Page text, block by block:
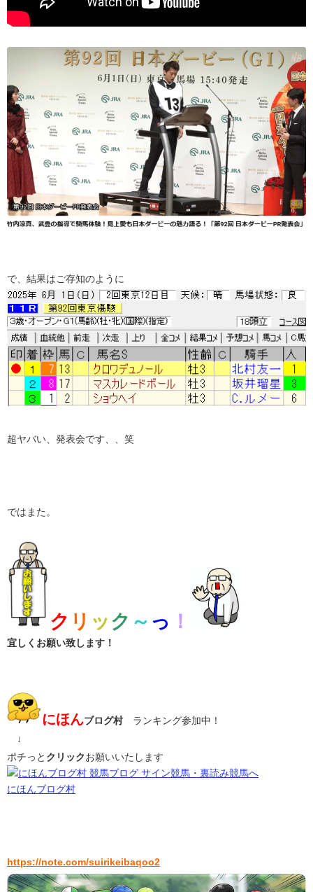
で、結果はご存知のように
超ヤバい、発表会です、、笑
ではまた。
ク リ ック ～ っ ！
宜しくお願い致します！
にほんブログ村ランキング参加中！
↓
ポチっと クリックお願いいたします
にほんブログ村
https://note.com/suirikeibaqoo2